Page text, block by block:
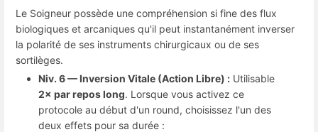
Le Soigneur possède une compréhension si fine des flux
biologiques et arcaniques qu'il peut instantanément inverser
la polarité de ses instruments chirurgicaux ou de ses
sortilèges.
Niv. 6 — Inversion Vitale (Action Libre) : Utilisable
2× par repos long. Lorsque vous activez ce
protocole au début d'un round, choisissez l'un des
deux effets pour sa durée :